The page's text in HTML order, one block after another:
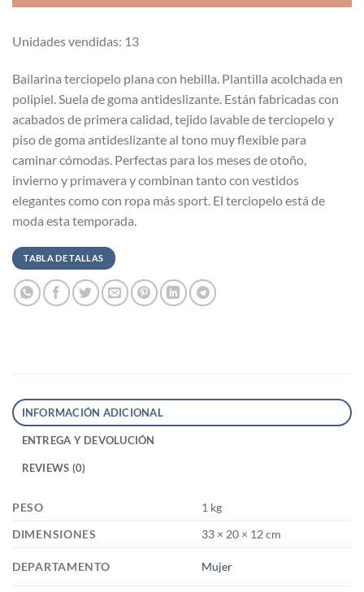
Unidades vendidas: 13
Bailarina terciopelo plana con hebilla. Plantilla acolchada en
polipiel. Suela de goma antideslizante. Están fabricadas con
acabados de primera calidad, tejido lavable de terciopelo y
piso de goma antideslizante al tono muy flexible para
caminar cómodas. Perfectas para los meses de otoño,
invierno y primavera y combinan tanto con vestidos
elegantes como con ropa más sport. El terciopelo está de
moda esta temporada.
TABLA DE TALLAS
INFORMACIÓN ADICIONAL
ENTREGA Y DEVOLUCIÓN
REVIEWS (0)
PESO
1 kg
DIMENSIONES
33 × 20 × 12 cm
DEPARTAMENTO Mujer